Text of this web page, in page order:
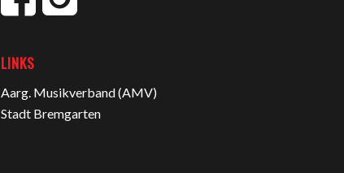
LINKS
Aarg. Musikverband (AMV)
Stadt Bremgarten